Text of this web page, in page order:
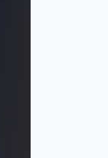
대한 완벽한